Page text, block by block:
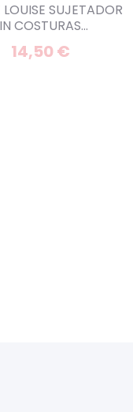
LOUISE SUJETADOR
COSTURAS...
14,50 €